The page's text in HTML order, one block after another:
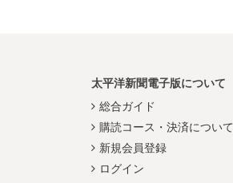
太平洋新聞電子版について
総合ガイド
購読コース・決済について
新規会員登録
ログイン